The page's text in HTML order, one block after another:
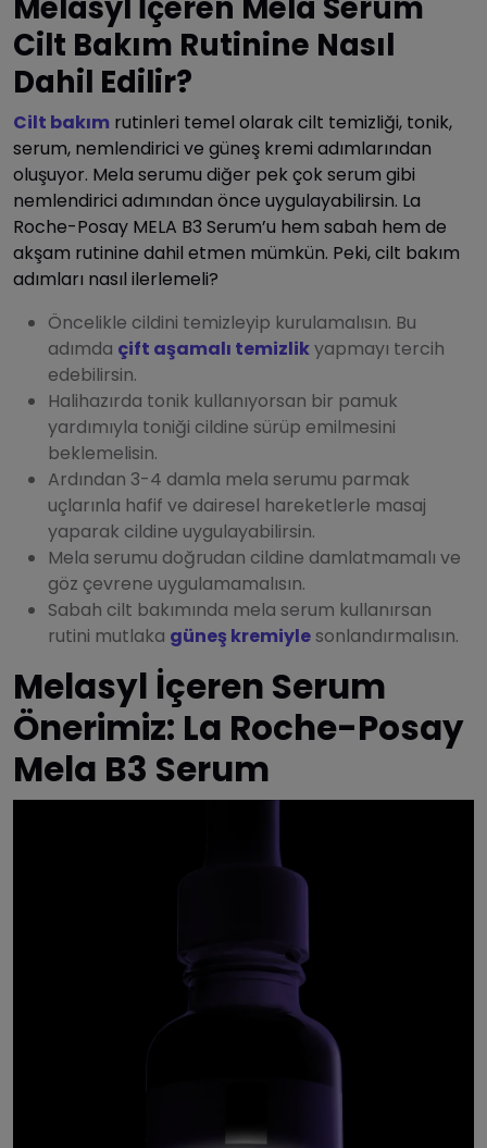
Cilt Bakım Rutinine Nasıl
Dahil Edilir?
Cilt bakım rutinleri temel olarak cilt temizliği, tonik,
serum, nemlendirici ve güneş kremi adımlarından
oluşuyor. Mela serumu diğer pek çok serum gibi
nemlendirici adımından önce uygulayabilirsin. La
Roche-Posay MELA B3 Serum’u hem sabah hem de
akşam rutinine dahil etmen mümkün. Peki, cilt bakım
adımları nasıl ilerlemeli?
Öncelikle cildini temizleyip kurulamalısın. Bu
adımda çift aşamalı temizlikyapmayı tercih
edebilirsin.
Halihazırda tonik kullanıyorsan bir pamuk
yardımıyla toniği cildine sürüp emilmesini
beklemelisin.
Ardından 3-4 damla mela serumu parmak
uçlarınla hafif ve dairesel hareketlerle masaj
yaparak cildine uygulayabilirsin.
Mela serumu doğrudan cildine damlatmamalı ve
göz çevrene uygulamamalısın.
Sabah cilt bakımında mela serum kullanırsan
rutini mutlaka güneş kremiyle sonlandırmalısın.
Melasyl İçeren Serum
Önerimiz: La Roche-Posay
Mela B3 Serum